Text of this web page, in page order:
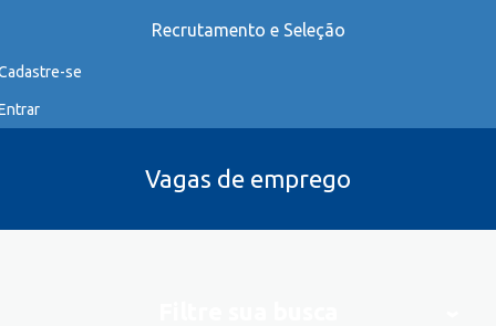
Recrutamento e Seleção
se
Vagas de emprego